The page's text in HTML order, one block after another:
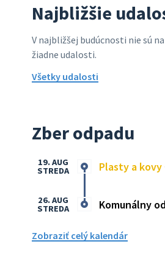
Najbližšie
V najbližšej budúcnosti nie sú
žiadne udalosti.
Všetky udalosti
Zber odpadu
Plasty a kovy
19. AUG
STREDA
Komunálny
26. AUG
STREDA
Zobraziť celý kalendár